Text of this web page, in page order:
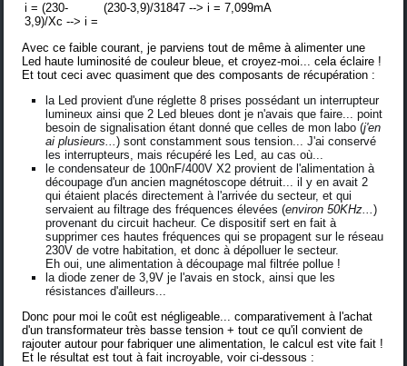
i = (230-
3,9)/Xc --> i =
(230-3,9)/31847 --> i = 7,099mA
Avec ce faible courant, je parviens tout de même à alimenter une
Led haute luminosité de couleur bleue, et croyez-moi... cela éclaire !
Et tout ceci avec quasiment que des composants de récupération :
la Led provient d'une réglette 8 prises possédant un interrupteur
lumineux ainsi que 2 Led bleues dont je n'avais que faire... point
besoin de signalisation étant donné que celles de mon labo (j'en
ai plusieurs...) sont constamment sous tension... J'ai conservé
les interrupteurs, mais récupéré les Led, au cas où...
le condensateur de 100nF/400V X2 provient de l'alimentation à
découpage d'un ancien magnétoscope détruit... il y en avait 2
qui étaient placés directement à l'arrivée du secteur, et qui
servaient au filtrage des fréquences élevées (environ 50KHz...)
provenant du circuit hacheur. Ce dispositif sert en fait à
supprimer ces hautes fréquences qui se propagent sur le réseau
230V de votre habitation, et donc à dépolluer le secteur.
Eh oui, une alimentation à découpage mal filtrée pollue !
la diode zener de 3,9V je l'avais en stock, ainsi que les
résistances d'ailleurs...
Donc pour moi le coût est négligeable... comparativement à l'achat
d'un transformateur très basse tension + tout ce qu'il convient de
rajouter autour pour fabriquer une alimentation, le calcul est vite fait !
Et le résultat est tout à fait incroyable, voir ci-dessous :